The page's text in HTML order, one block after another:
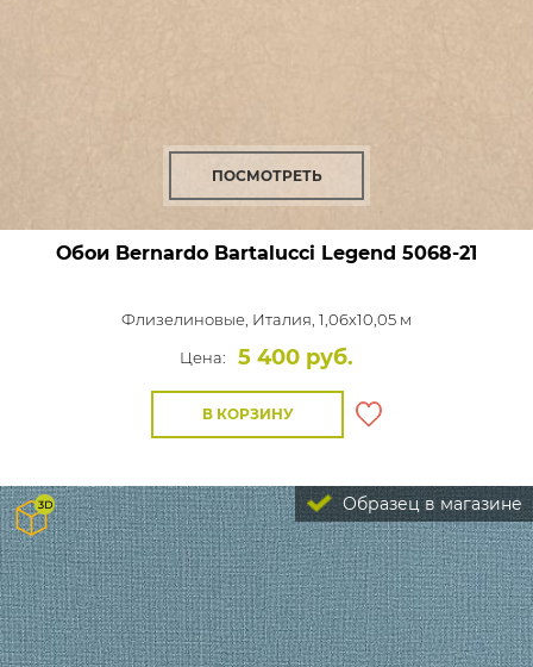
ПОСМОТРЕТЬ
Обои Bernardo Bartalucci Legend 5068-21
Флизелиновые, Италия, 1,06x10,05 м
Цена:
5 400 руб.
В КОРЗИНУ
Образец в магазине